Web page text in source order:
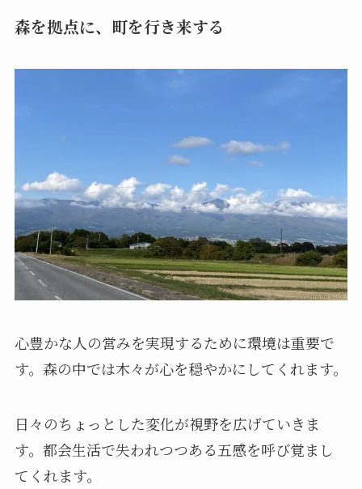
森を拠点に、町を行き来する
心豊かな人の営みを実現するために環境は重要で
す。森の中では木々が心を穏やかにしてくれます。
日々のちょっとした変化が視野を広げていきま
す。都会生活で失われつつある五感を呼び覚まし
てくれます。